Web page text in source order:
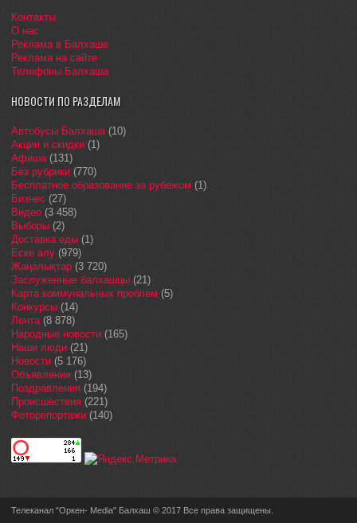
Контакты
О нас
Реклама в Балхаше
Реклама на сайте
Телефоны Балхаша
НОВОСТИ ПО РАЗДЕЛАМ
Автобусы Балхаша(10)
Акции и скидки (1)
Афиша(131)
Без рубрики (770)
Бесплатное образование за рубежом (1)
Бизнес (27)
Видео (3 458)
Выборы (2)
Доставка еды (1)
Еске алу (979)
Жаңалықтар (3 720)
Заслуженные балхашцы (21)
Карта коммунальных проблем (5)
Конкурсы (14)
Лента(8 878)
Народные новости (165)
Наши люди (21)
Новости (5 176)
Объявления (13)
Поздравления (194)
Происшествия (221)
Фоторепортажи (140)
Телеканал "Оркен- Media" Балхаш © 2017 Все права защищены.